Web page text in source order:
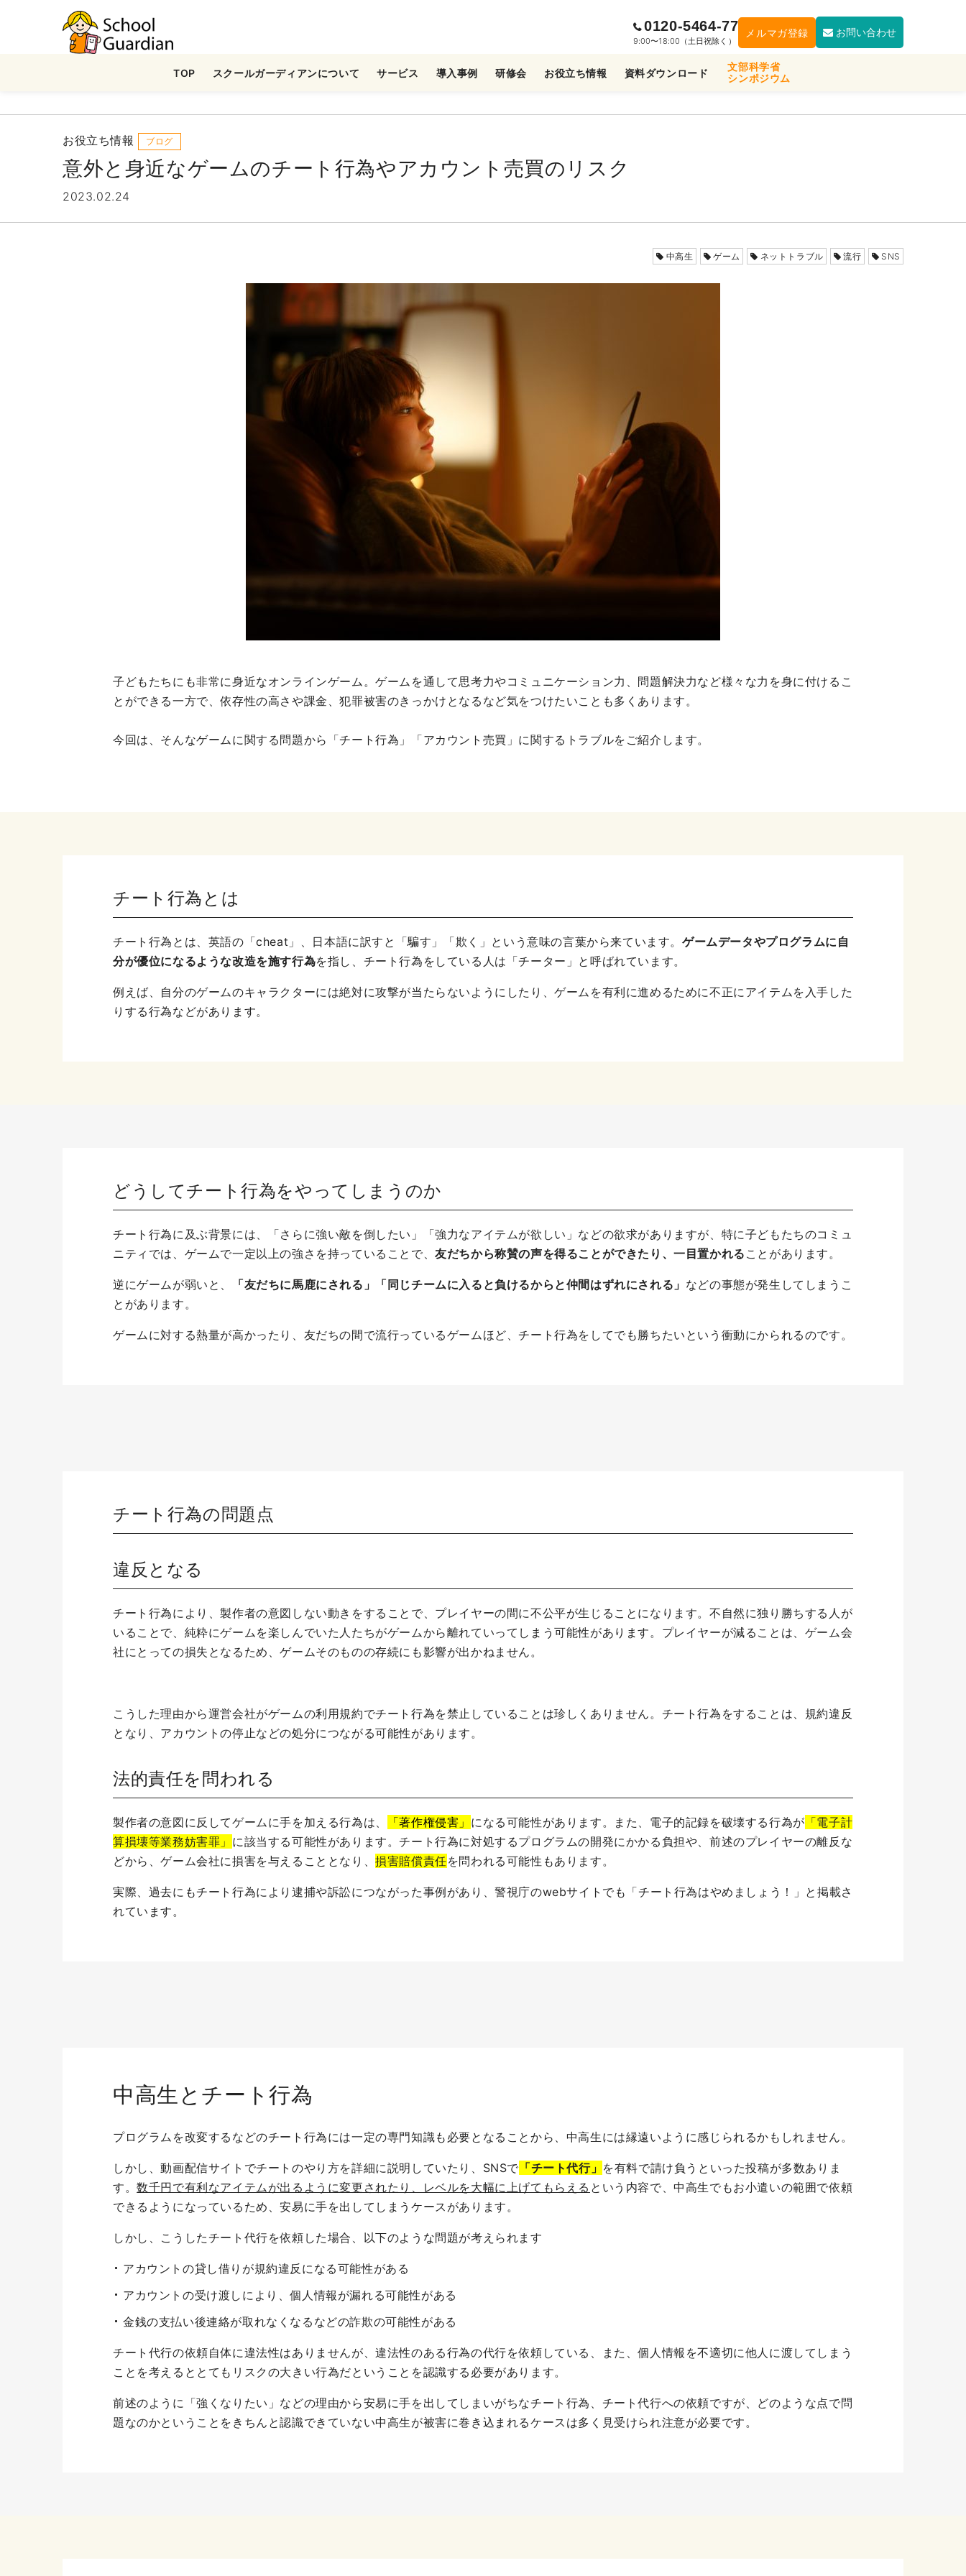
ナ
ビ
ョ
ン
を
ス
キ
0120-5464-77
9:00〜18:00（土日祝除く）
メルマガ登録 お問い合わせ
TOP スクールガーディアンについて サービス 導入事例 研修会 お役立ち情報 資料ダウンロード
文部科学省
シンポジウム
お役立ち情報 ブログ
意外と身近なゲームのチート行為やアカウント売買のリスク
2023.02.24
中高生 ゲーム ネットトラブル 流行 SNS
子どもたちにも非常に身近なオンラインゲーム。ゲームを通して思考力やコミュニケーション力、問題解決力など様々な力を身に付けるこ
とができる一方で、依存性の高さや課金、犯罪被害のきっかけとなるなど気をつけたいことも多くあります。
今回は、そんなゲームに関する問題から「チート行為」「アカウント売買」に関するトラブルをご紹介します。
チート行為とは
チート行為とは、英語の「cheat」、日本語に訳すと「騙す」「欺く」という意味の言葉から来ています。 ゲームデータやプログラムに自
分が優位になるような改造を施す行為を指し、チート行為をしている人は「チーター」と呼ばれています。
例えば、自分のゲームのキャラクターには絶対に攻撃が当たらないようにしたり、ゲームを有利に進めるために不正にアイテムを入手した
りする行為などがあります。
どうしてチート行為をやってしまうのか
チート行為に及ぶ背景には、「さらに強い敵を倒したい」「強力なアイテムが欲しい」などの欲求がありますが、特に子どもたちのコミュ
ニティでは、ゲームで一定以上の強さを持っていることで、友だちから称賛の声を得ることができたり、一目置かれる ことがあります。
逆にゲームが弱いと、 「友だちに馬鹿にされる」「同じチームに入ると負けるからと仲間はずれにされる」 などの事態が発生してしまうこ
とがあります。
ゲームに対する熱量が高かったり、友だちの間で流行っているゲームほど、チート行為をしてでも勝ちたいという衝動にかられるのです。
チート行為の問題点
違反となる
チート行為により、製作者の意図しない動きをすることで、プレイヤーの間に不公平が生じることになります。不自然に独り勝ちする人が
いることで、純粋にゲームを楽しんでいた人たちがゲームから離れていってしまう可能性があります。プレイヤーが減ることは、ゲーム会
社にとっての損失となるため、ゲームそのものの存続にも影響が出かねません。
こうした理由から運営会社がゲームの利用規約でチート行為を禁止していることは珍しくありません。チート行為をすることは、規約違反
となり、アカウントの停止などの処分につながる可能性があります。
法的責任を問われる
製作者の意図に反してゲームに手を加える行為は、 「著作権侵害」 になる可能性があります。また、電子的記録を破壊する行為が 「電子計
算損壊等業務妨害罪」 に該当する可能性があります。チート行為に対処するプログラムの開発にかかる負担や、前述のプレイヤーの離反な
どから、ゲーム会社に損害を与えることとなり、損害賠償責任を問われる可能性もあります。
実際、過去にもチート行為により逮捕や訴訟につながった事例があり、警視庁のwebサイトでも「チート行為はやめましょう！」と掲載さ
れています。
中高生とチート行為
プログラムを改変するなどのチート行為には一定の専門知識も必要となることから、中高生には縁遠いように感じられるかもしれません。
しかし、動画配信サイトでチートのやり方を詳細に説明していたり、SNSで 「チート代行」 を有料で請け負うといった投稿が多数ありま
す。数千円で有利なアイテムが出るように変更されたり、レベルを大幅に上げてもらえる という内容で、中高生でもお小遣いの範囲で依頼
できるようになっているため、安易に手を出してしまうケースがあります。
しかし、こうしたチート代行を依頼した場合、以下のような問題が考えられます
アカウントの貸し借りが規約違反になる可能性がある
アカウントの受け渡しにより、個人情報が漏れる可能性がある
金銭の支払い後連絡が取れなくなるなどの詐欺の可能性がある
チート代行の依頼自体に違法性はありませんが、違法性のある行為の代行を依頼している、また、個人情報を不適切に他人に渡してしまう
ことを考えるととてもリスクの大きい行為だということを認識する必要があります。
前述のように「強くなりたい」などの理由から安易に手を出してしまいがちなチート行為、チート代行への依頼ですが、どのような点で問
題なのかということをきちんと認識できていない中高生が被害に巻き込まれるケースは多く見受けられ注意が必要です。